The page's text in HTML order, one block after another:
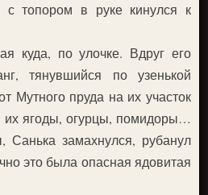
топором в руке кинулся к
куда, по улочке. Вдруг его
тянувшийся по узенькой
Мутного пруда на их участок
их ягоды, огурцы, помидоры…
замахнулся, рубанул
это была опасная ядовитая